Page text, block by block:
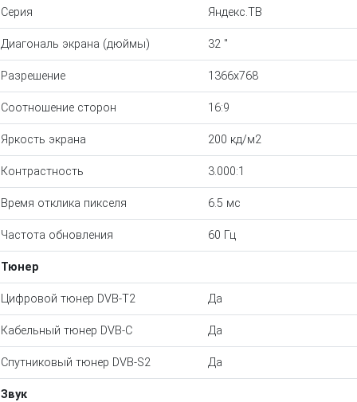
Серия Яндекс.ТВ
Диагональ экрана (дюймы) 32 "
Разрешение 1366x768
Соотношение сторон 16:9
Яркость экрана 200 кд/м2
Контрастность 3.000:1
Время отклика пикселя 6.5 мс
Частота обновления 60 Гц
Тюнер
Цифровой тюнер DVB-T2 Да
Кабельный тюнер DVB-C Да
Спутниковый тюнер DVB-S2 Да
Звук